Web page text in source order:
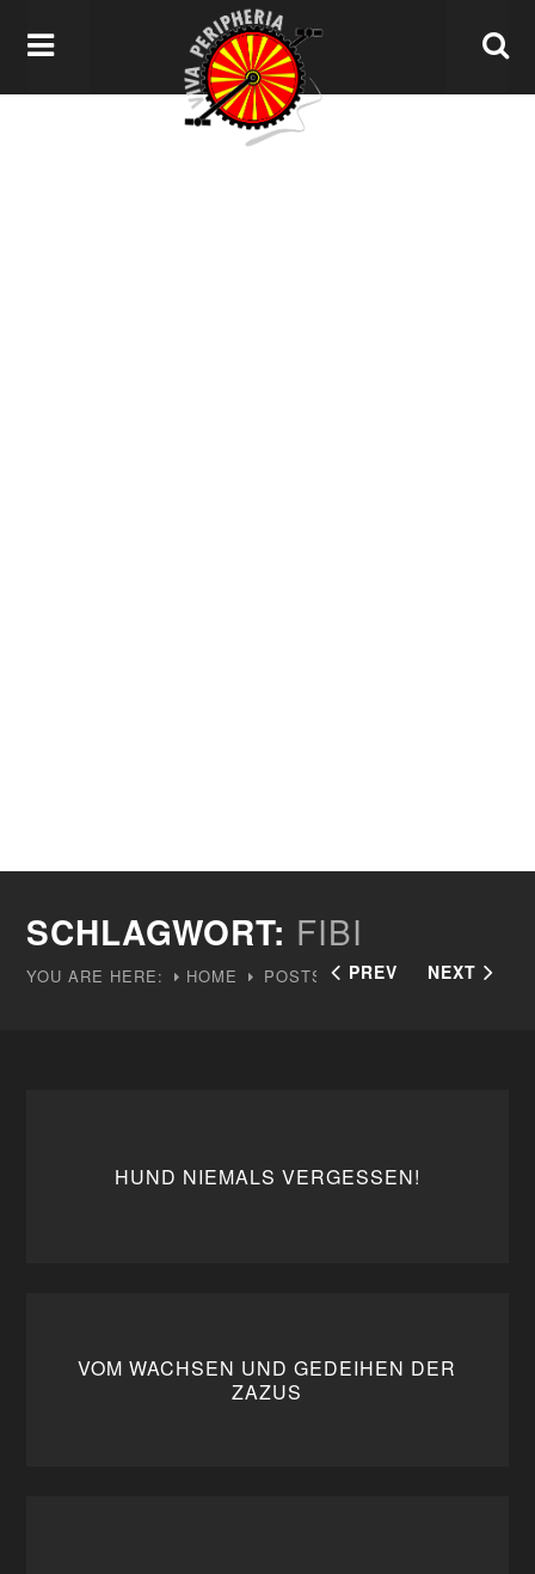
SCHLAGWORT: FIBI
YOU ARE HERE: HOME POSTS TAGGED "FIBI"
PREV NEXT
HUND NIEMALS VERGESSEN!
VOM WACHSEN UND GEDEIHEN DER
ZAZUS